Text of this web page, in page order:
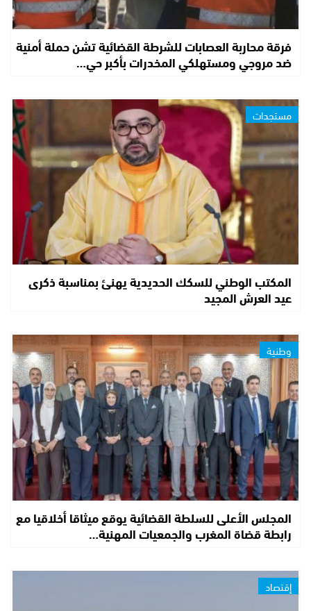
فرقة محاربة العصابات للشرطة القضائية تشن حملة أمنية
ضد مروجي ومستهلكي المخدرات بأكبر حي…
مستجدات
المكتب الوطني للسكك الحديدية يهنئ بمناسبة ذكرى
عيد العرش المجيد
وطنية
المجلس الأعلى للسلطة القضائية يوقع ميثاقا أخلاقيا مع
رابطة قضاة المغرب والجمعيات المهنية…
إقتصاد